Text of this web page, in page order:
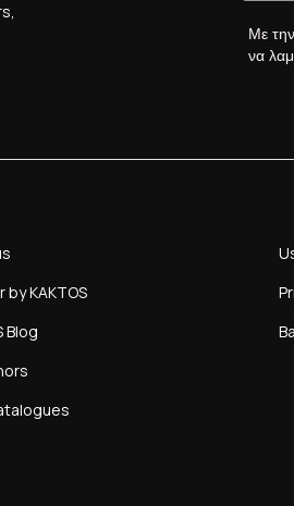
Με
να
by KAKTOS
Blog